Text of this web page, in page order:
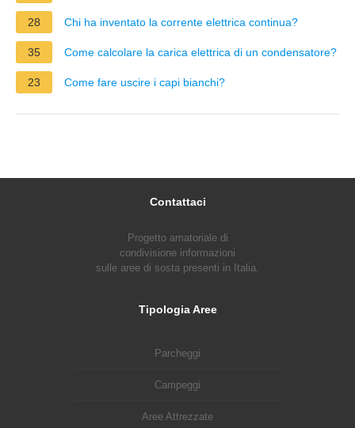
28 Chi ha inventato la corrente elettrica continua?
35 Come calcolare la carica elettrica di un condensatore?
23 Come fare uscire i capi bianchi?
Contattaci
Progetto amatoriale di
condivisione informazioni
sulle aree di sosta presenti in Italia.
Tipologia Aree
Parcheggi
Campeggi
Aree Attrezzate